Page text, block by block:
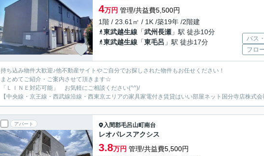
4万円 管理/共益費5,500円
1階 / 23.61㎡ / 1K /築19年 /2階建
東武越生線 「武州長瀬 」駅 徒歩10分
東武越生線 「東毛呂 」駅 徒歩17分 バス
フロ
持ち込み物件大歓迎♪他不動産サイトやご自分でお探しされた物件もお任せください！
まとめてご紹介・ご案内させて頂きます☆
「ＬＩＮＥ対応可能」 お気軽にご相談ください(^^)/
【中央線・京王線・西武線沿線・西東京エリアの家具家電付き賃貸はいい部屋ネット国分寺店株式会
アパート 入間郡毛呂山町南台
レオパレスアクシス
3.8万円 管理/共益費5,500円